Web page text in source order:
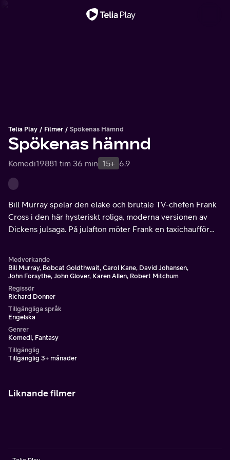
Telia Play Filmer Spökenas Hämnd
Spökenas hämnd
Komedi19881 tim 36 min 15+ 6.9
Bill Murray spelar den elake och brutale TV-chefen Frank
Cross i den här hysteriskt roliga, moderna versionen av
Dickens julsaga. På julafton möter Frank en taxichaufför
Medverkande
Bill Murray, Bobcat Goldthwait, Carol Kane, David Johansen,
John Forsythe, John Glover, Karen Allen, Robert Mitchum
Regissör
Richard Donner
Tillgängliga språk
Engelska
Genrer
Komedi, Fantasy
Tillgänglig
Tillgänglig 3+ månader
Liknande filmer